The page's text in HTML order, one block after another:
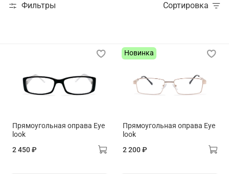
Фильтры Сортировка
Прямоугольная оправа Eye
look
2 450 ₽
Новинка
Прямоугольная оправа Eye
look
2 200 ₽